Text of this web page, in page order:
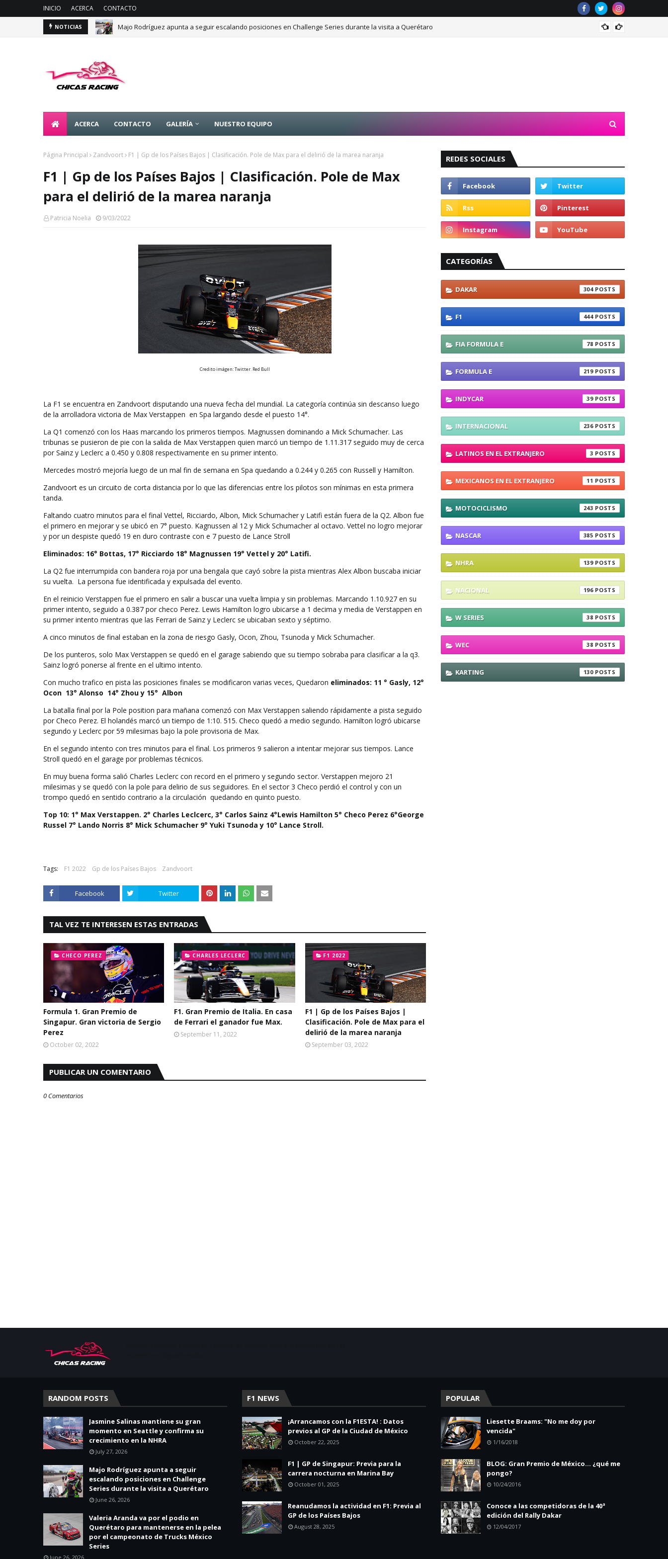
INICIO ACERCA CONTACTO
NOTICIAS Majo Rodríguez apunta a seguir escalando posiciones en Challenge Series durante la visita a Querétaro
ACERCA CONTACTO GALERÍA NUESTRO EQUIPO
Página Principal Zandvoort F1 | Gp de los Países Bajos | Clasificación. Pole de Max para el delirió de la marea naranja
F1 | Gp de los Países Bajos | Clasificación. Pole de Max
para el delirió de la marea naranja
Patricia Noelia 9/03/2022
Credito imágen: Twitter. Red Bull
La F1 se encuentra en Zandvoort disputando una nueva fecha del mundial. La categoría continúa sin descanso luego
de la arrolladora victoria de Max Verstappen en Spa largando desde el puesto 14°.
La Q1 comenzó con los Haas marcando los primeros tiempos. Magnussen dominando a Mick Schumacher. Las
tribunas se pusieron de pie con la salida de Max Verstappen quien marcó un tiempo de 1.11.317 seguido muy de cerca
por Sainz y Leclerc a 0.450 y 0.808 respectivamente en su primer intento.
Mercedes mostró mejoría luego de un mal fin de semana en Spa quedando a 0.244 y 0.265 con Russell y Hamilton.
Zandvoort es un circuito de corta distancia por lo que las diferencias entre los pilotos son mínimas en esta primera
tanda.
Faltando cuatro minutos para el final Vettel, Ricciardo, Albon, Mick Schumacher y Latifi están fuera de la Q2. Albon fue
el primero en mejorar y se ubicó en 7° puesto. Kagnussen al 12 y Mick Schumacher al octavo. Vettel no logro mejorar
y por un despiste quedó 19 en duro contraste con e 7 puesto de Lance Stroll
Eliminados: 16° Bottas, 17° Ricciardo 18° Magnussen 19° Vettel y 20° Latifi.
La Q2 fue interrumpida con bandera roja por una bengala que cayó sobre la pista mientras Alex Albon buscaba iniciar
su vuelta. La persona fue identificada y expulsada del evento.
En el reinicio Verstappen fue el primero en salir a buscar una vuelta limpia y sin problemas. Marcando 1.10.927 en su
primer intento, seguido a 0.387 por checo Perez. Lewis Hamilton logro ubicarse a 1 decima y media de Verstappen en
su primer intento mientras que las Ferrari de Sainz y Leclerc se ubicaban sexto y séptimo.
A cinco minutos de final estaban en la zona de riesgo Gasly, Ocon, Zhou, Tsunoda y Mick Schumacher.
De los punteros, solo Max Verstappen se quedó en el garage sabiendo que su tiempo sobraba para clasificar a la q3.
Sainz logró ponerse al frente en el ultimo intento.
Con mucho trafico en pista las posiciones finales se modificaron varias veces, Quedaron eliminados: 11 ° Gasly, 12°
Ocon 13° Alonso 14° Zhou y 15° Albon
La batalla final por la Pole position para mañana comenzó con Max Verstappen saliendo rápidamente a pista seguido
por Checo Perez. El holandés marcó un tiempo de 1:10. 515. Checo quedó a medio segundo. Hamilton logró ubicarse
segundo y Leclerc por 59 milesimas bajo la pole provisoria de Max.
En el segundo intento con tres minutos para el final. Los primeros 9 salieron a intentar mejorar sus tiempos. Lance
Stroll quedó en el garage por problemas técnicos.
En muy buena forma salió Charles Leclerc con record en el primero y segundo sector. Verstappen mejoro 21
milesimas y se quedó con la pole para delirio de sus seguidores. En el sector 3 Checo perdió el control y con un
trompo quedó en sentido contrario a la circulación quedando en quinto puesto.
Top 10: 1° Max Verstappen. 2° Charles Leclcerc, 3° Carlos Sainz 4°Lewis Hamilton 5° Checo Perez 6°George
Russel 7° Lando Norris 8° Mick Schumacher 9° Yuki Tsunoda y 10° Lance Stroll.
Tags: F1 2022 Gp de los Países Bajos Zandvoort
Facebook Twitter
TAL VEZ TE INTERESEN ESTAS ENTRADAS
CHECO PEREZ
Formula 1. Gran Premio de
Singapur. Gran victoria de Sergio
Perez
October 02, 2022
CHARLES LECLERC
F1. Gran Premio de Italia. En casa
de Ferrari el ganador fue Max.
September 11, 2022
F1 2022
F1 | Gp de los Países Bajos |
Clasificación. Pole de Max para el
delirió de la marea naranja
September 03, 2022
PUBLICAR UN COMENTARIO
0 Comentarios
REDES SOCIALES
CATEGORÍAS
DAKAR 304
F1 444
FIA FORMULA E 78
FORMULA E 219
INDYCAR 39
INTERNACIONAL 236
LATINOS EN EL EXTRANJERO 3
MEXICANOS EN EL EXTRANJERO 11
MOTOCICLISMO 243
NASCAR 385
NHRA 139
NACIONAL 196
W SERIES 38
WEC 38
KARTING 130
RANDOM POSTS
Jasmine Salinas mantiene su gran
momento en Seattle y confirma su
crecimiento en la NHRA
July 27, 2026
Majo Rodríguez apunta a seguir
escalando posiciones en Challenge
Series durante la visita a Querétaro
June 26, 2026
Valeria Aranda va por el podio en
Querétaro para mantenerse en la pelea
por el campeonato de Trucks México
Series
June 26, 2026
F1 NEWS
¡Arrancamos con la F1ESTA! : Datos
previos al GP de la Ciudad de México
October 22, 2025
F1 | GP de Singapur: Previa para la
carrera nocturna en Marina Bay
October 01, 2025
Reanudamos la actividad en F1: Previa al
GP de los Países Bajos
August 28, 2025
POPULAR
Liesette Braams: "No me doy por
vencida"
1/16/2018
BLOG: Gran Premio de México... ¿qué me
pongo?
10/24/2016
Conoce a las competidoras de la 40ª
edición del Rally Dakar
12/04/2017